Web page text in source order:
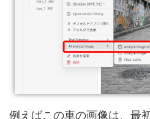
例えばこの車の画像は、最